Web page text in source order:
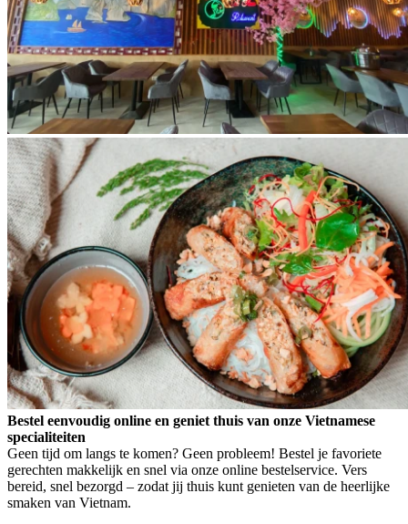
Bestel eenvoudig online en geniet thuis van onze Vietnamese
specialiteiten
Geen tijd om langs te komen? Geen probleem! Bestel je favoriete
gerechten makkelijk en snel via onze online bestelservice. Vers
bereid, snel bezorgd – zodat jij thuis kunt genieten van de heerlijke
smaken van Vietnam.